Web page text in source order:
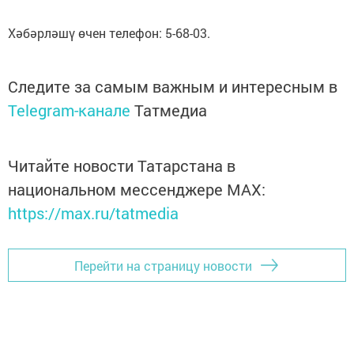
Хәбәрләшү өчен телефон: 5-68-03.
Следите за самым важным и интересным в
Telegram-канале Татмедиа
Читайте новости Татарстана в
национальном мессенджере MАХ:
https://max.ru/tatmedia
Перейти на страницу новости